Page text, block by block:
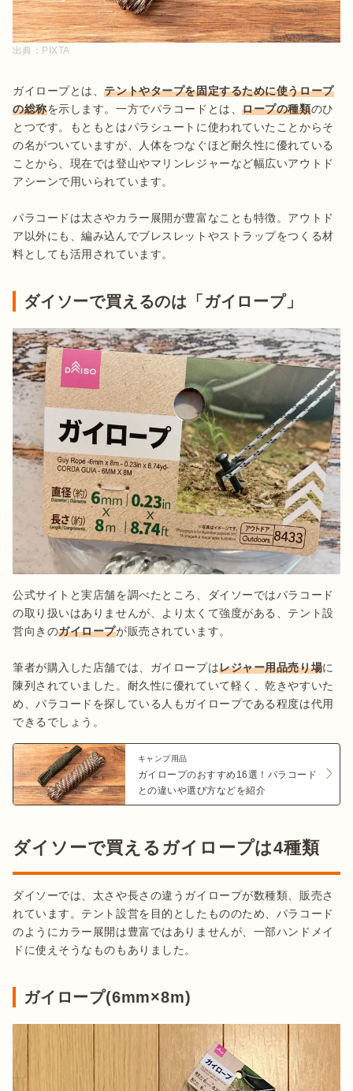
出典： PIXTA
ガイロープとは、テントやタープを固定するために使うロープ
の総称を示します。一方でパラコードとは、ロープの種類のひ
とつです。もともとはパラシュートに使われていたことからそ
の名がついていますが、人体をつなぐほど耐久性に優れている
ことから、現在では登山やマリンレジャーなど幅広いアウトド
アシーンで用いられています。
パラコードは太さやカラー展開が豊富なことも特徴。アウトド
ア以外にも、編み込んでブレスレットやストラップをつくる材
料としても活用されています。
ダイソーで買えるのは「ガイロープ」
公式サイトと実店舗を調べたところ、ダイソーではパラコード
の取り扱いはありませんが、より太くて強度がある、テント設
営向きのガイロープが販売されています。
筆者が購入した店舗では、ガイロープはレジャー用品売り場に
陳列されていました。耐久性に優れていて軽く、乾きやすいた
め、パラコードを探している人もガイロープである程度は代用
できるでしょう。
キャンプ用品
ガイロープのおすすめ16選！パラコード
との違いや選び方などを紹介
ダイソーで買えるガイロープは4種類
ダイソーでは、太さや長さの違うガイロープが数種類、販売さ
れています。テント設営を目的としたもののため、パラコード
のようにカラー展開は豊富ではありませんが、一部ハンドメイ
ドに使えそうなものもありました。
ガイロープ(6mm×8m)